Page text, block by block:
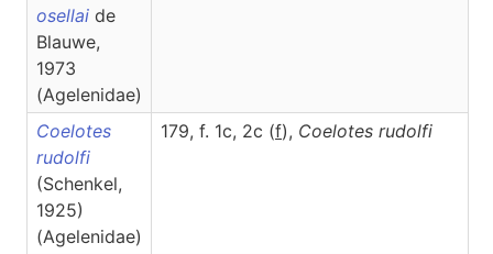
osellai de
Blauwe,
1973
(Agelenidae)
Coelotes
rudolfi
(Schenkel,
1925)
(Agelenidae)
179, f. 1c, 2c (f), Coelotes rudolfi